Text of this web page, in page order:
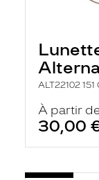
ALT22102
À partir
30,00